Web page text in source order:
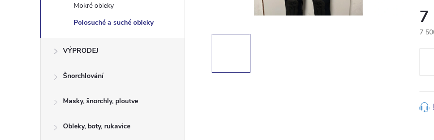
Mokré obleky
Polosuché a suché obleky
VÝPRODEJ
Šnorchlování
Masky, šnorchly, ploutve
Obleky, boty, rukavice
7
7